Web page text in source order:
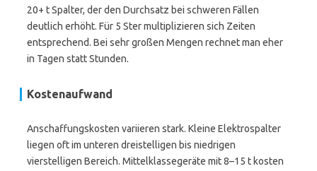
20+ t Spalter, der den Durchsatz bei schweren Fällen
deutlich erhöht. Für 5 Ster multiplizieren sich Zeiten
entsprechend. Bei sehr großen Mengen rechnet man eher
in Tagen statt Stunden.
Kostenaufwand
Anschaffungskosten variieren stark. Kleine Elektrospalter
liegen oft im unteren dreistelligen bis niedrigen
vierstelligen Bereich. Mittelklassegeräte mit 8–15 t kosten